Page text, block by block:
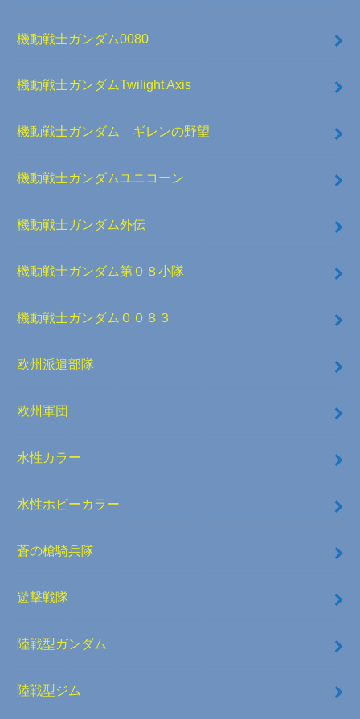
機動戦士ガンダム0080
機動戦士ガンダムTwilight Axis
機動戦士ガンダム ギレンの野望
機動戦士ガンダムユニコーン
機動戦士ガンダム外伝
機動戦士ガンダム第０８小隊
機動戦士ガンダム００８３
欧州派遣部隊
欧州軍団
水性カラー
水性ホビーカラー
蒼の槍騎兵隊
遊撃戦隊
陸戦型ガンダム
陸戦型ジム